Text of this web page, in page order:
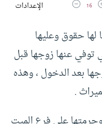
حجم الخط
16 تقليل حجم الخطالإعدادات
لها حقوق وعليها
عنها زوجها قبل
بعد الدخول ، وهذه
.